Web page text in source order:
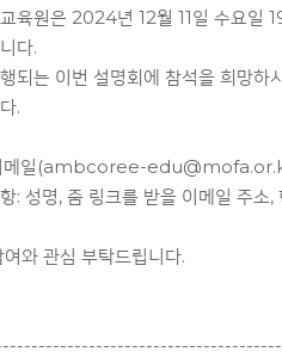
육원은 2024년 12월 11일 수요일
다.
되는 이번 설명회에 참석을 희망
.
메일(ambcoree-
: 성명, 줌 링크를 받을 이메일 주소,
와 관심 부탁드립니다.